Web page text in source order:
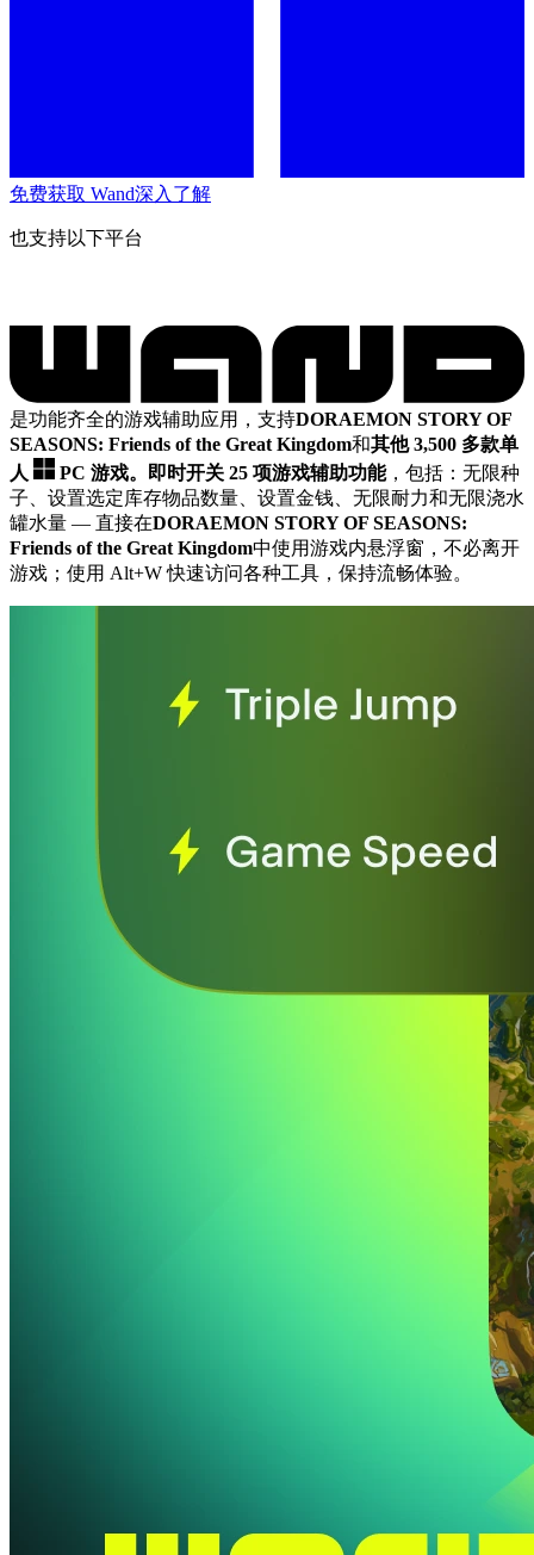
免费获取 Wand深入了解
也支持以下平台
是功能齐全的游戏辅助应用，支持DORAEMON STORY OF
SEASONS: Friends of the Great Kingdom和其他 3,500 多款单
人
PC 游戏。 即时开关 25 项游戏辅助功能，包括：无限种
子、设置选定库存物品数量、设置金钱、无限耐力和无限浇水
罐水量 — 直接在DORAEMON STORY OF SEASONS:
Friends of the Great Kingdom中使用游戏内悬浮窗，不必离开
游戏；使用 Alt+W 快速访问各种工具，保持流畅体验。